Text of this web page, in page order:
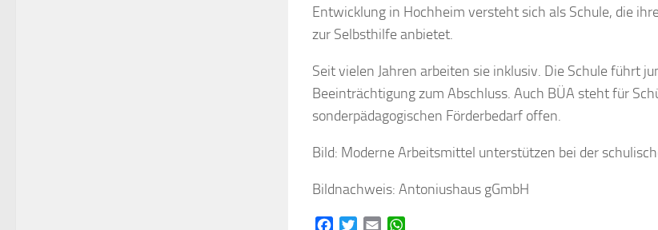
Entwicklung in Hochheim versteht sich als Schule, die
zur Selbsthilfe anbietet.
Seit vielen Jahren arbeiten sie inklusiv. Die Schule führt
Beeinträchtigung zum Abschluss. Auch BÜA steht für
sonderpädagogischen Förderbedarf offen.
Bild: Moderne Arbeitsmittel unterstützen bei der
Bildnachweis: Antoniushaus gGmbH
FacebookTwitterEmail